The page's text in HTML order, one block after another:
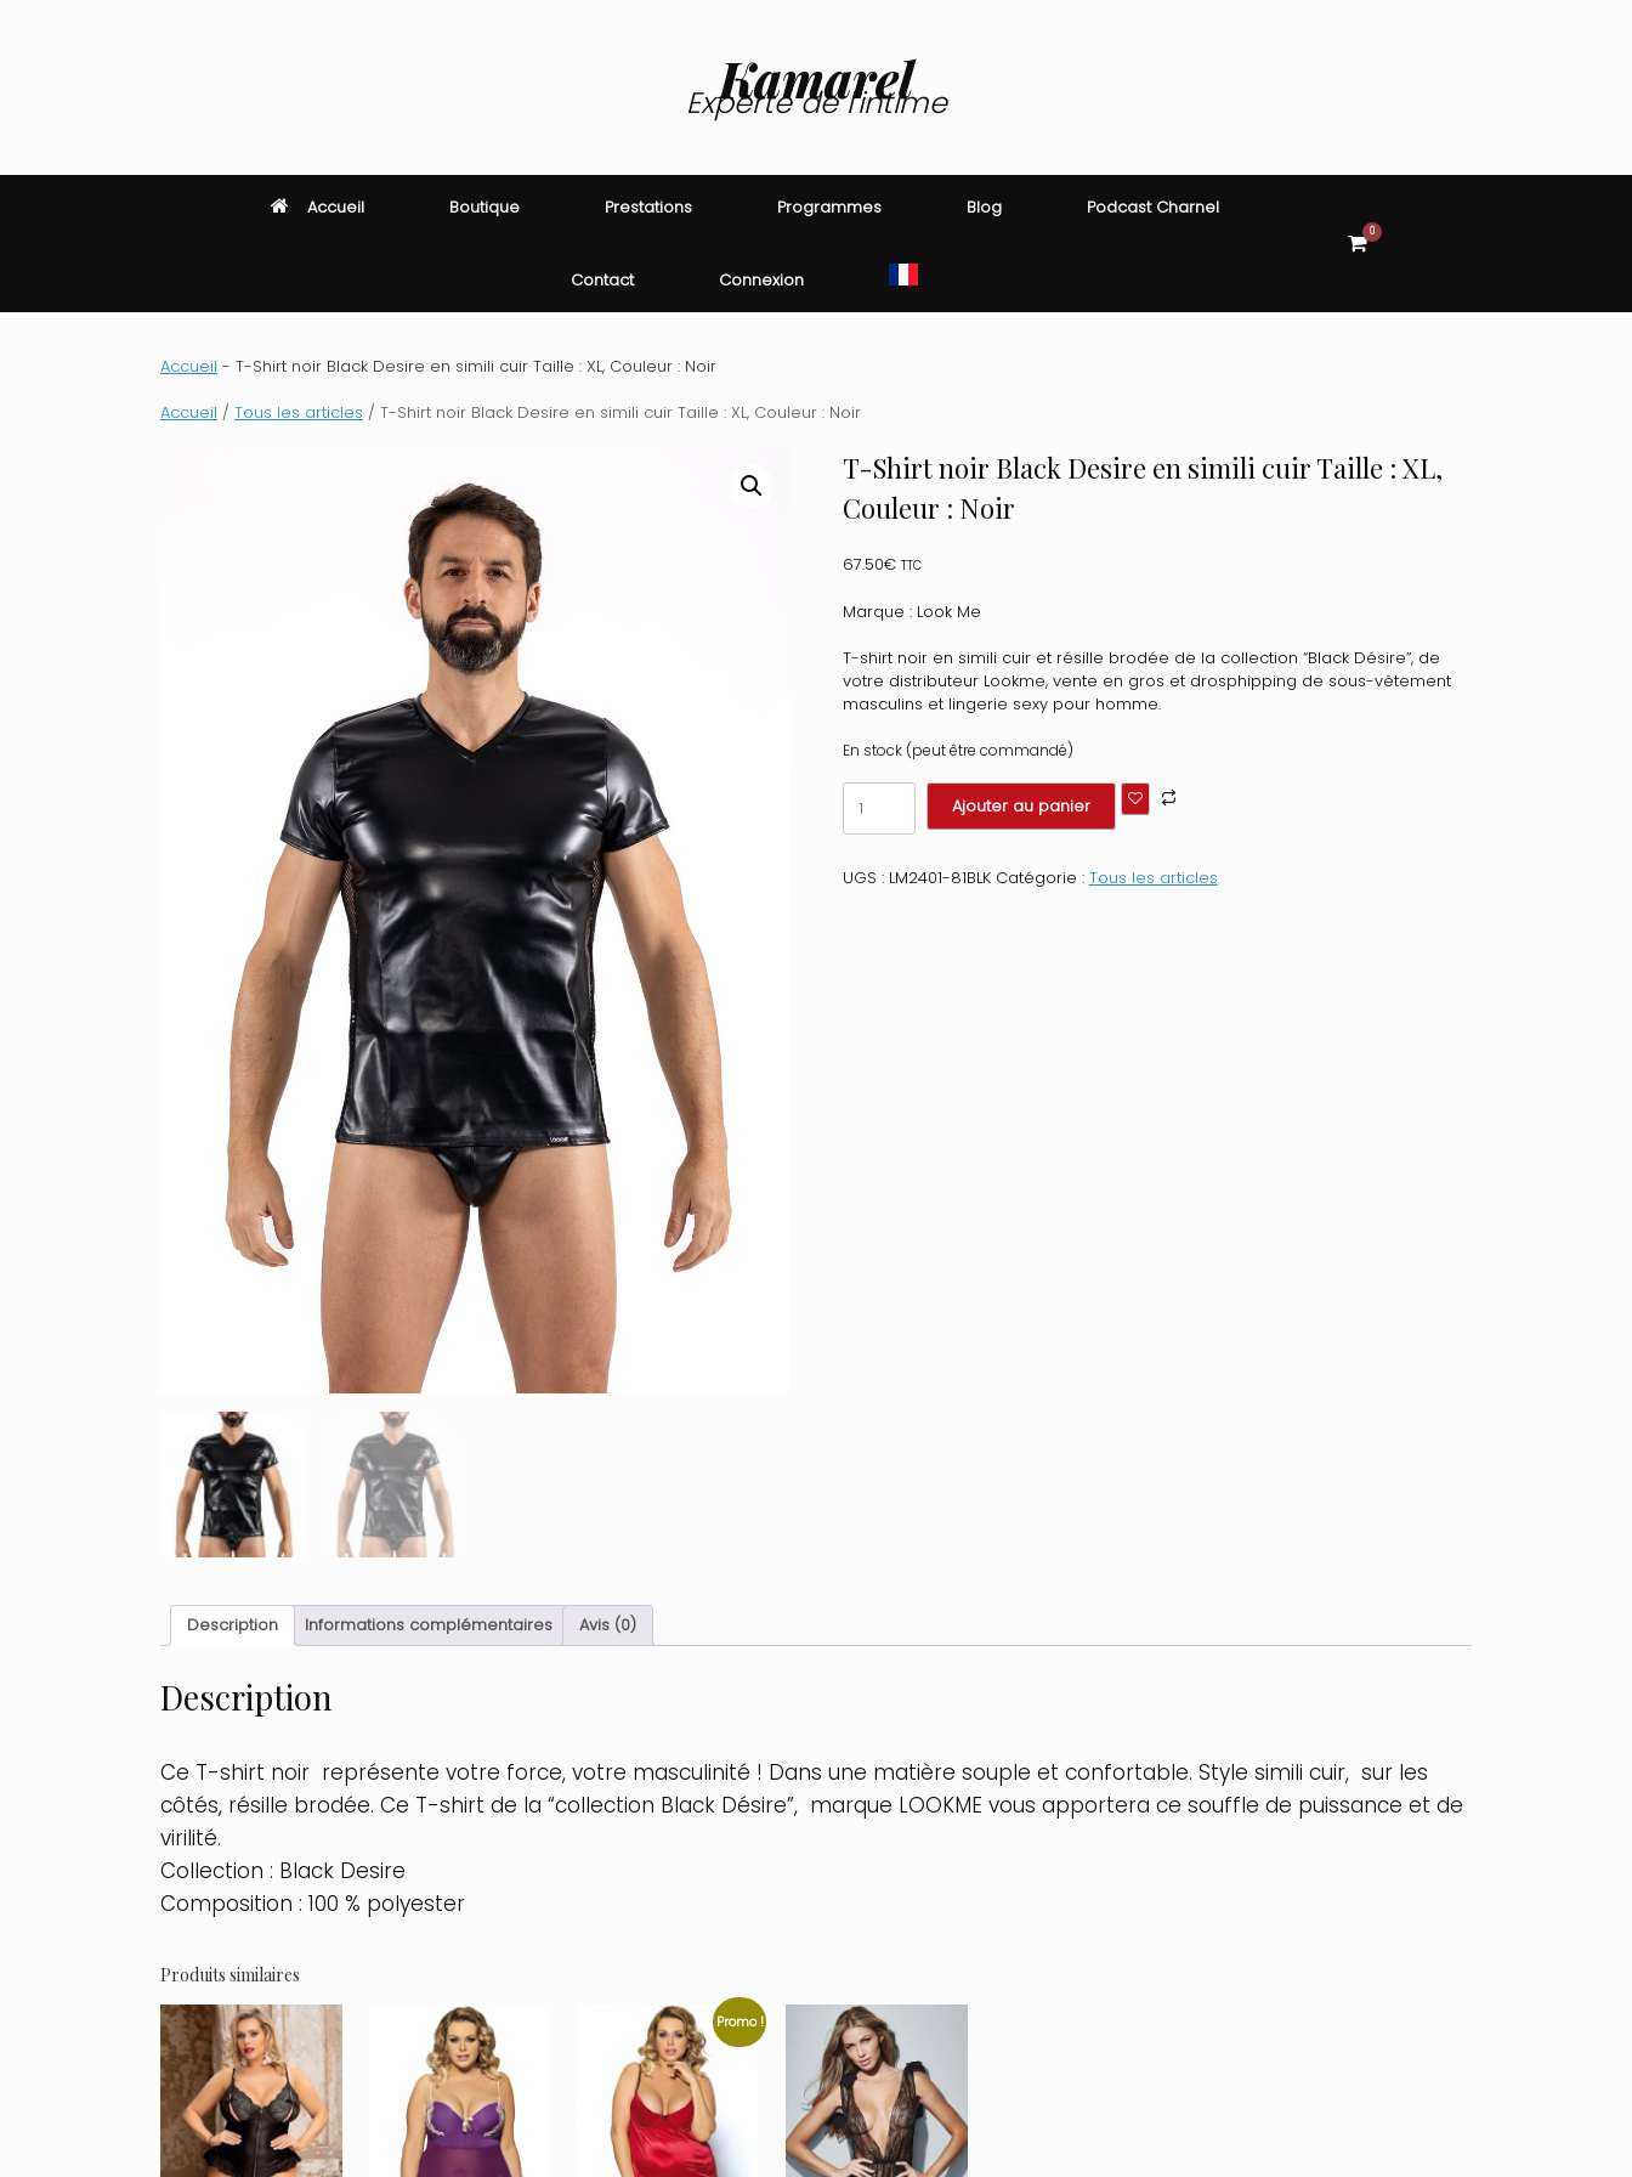
Kamarel
Experte de l'intime
Accueil Boutique Prestations Programmes Blog Podcast Charnel
Contact Connexion
View
shopping
0
Accueil - T-Shirt noir Black Desire en simili cuir Taille : XL, Couleur : Noir
Accueil / Tous les articles / T-Shirt noir Black Desire en simili cuir Taille : XL, Couleur : Noir
T-Shirt noir Black Desire en simili cuir Taille : XL,
Couleur : Noir
67.50€ TTC
Marque : Look Me
T-shirt noir en simili cuir et résille brodée de la collection “Black Désire”, de
votre distributeur Lookme, vente en gros et drosphipping de sous-vêtement
masculins et lingerie sexy pour homme.
En stock (peut être commandé)
quantité
de
T-
noir
Ajouter au panier
UGS : LM2401-81BLK Catégorie : Tous les articles
Description Informations complémentaires Avis (0)
Description
Ce T-shirt noir représente votre force, votre masculinité ! Dans une matière souple et confortable. Style simili cuir, sur les
côtés, résille brodée. Ce T-shirt de la “collection Black Désire”, marque LOOKME vous apportera ce souffle de puissance et de
virilité.
Collection : Black Desire
Composition : 100 % polyester
Produits similaires
Promo !